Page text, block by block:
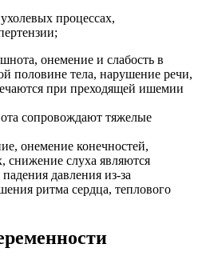
процессах,
онемение и слабость в
половине тела, нарушение речи,
при преходящей ишемии
сопровождают тяжелые
онемение конечностей,
снижение слуха являются
давления из-за
ритма сердца, теплового